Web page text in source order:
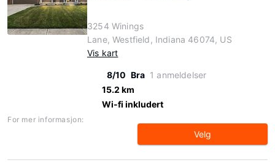
3254 Winings
Lane, Westfield, Indiana 46074, US
Vis kart
8/10 Bra 1 anmeldelser
15.2 km
Wi-fi inkludert
For mer informasjon:
Velg